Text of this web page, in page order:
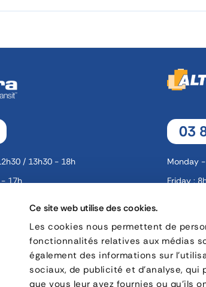
Ce site web utilise des cookies.
Les cookies nous permettent de
fonctionnalités relatives aux médias
également des informations sur
sociaux, de publicité et d'analyse,
que vous leur avez fournies ou qu'ils
/ 13h30 - 18h
- 17h
03
Monday
Friday :